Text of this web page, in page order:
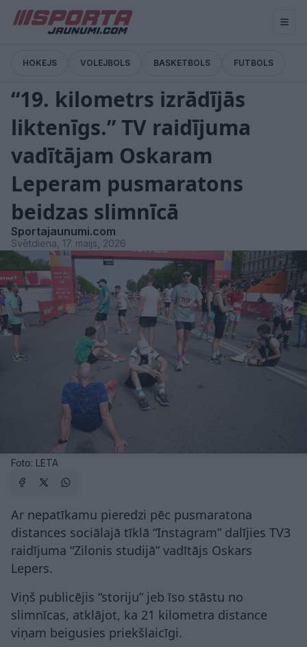
HOKEJS VOLEJBOLS BASKETBOLS FUTBOLS
“19. kilometrs izrādījās
liktenīgs.” TV raidījuma
vadītājam Oskaram
Leperam pusmaratons
beidzas slimnīcā
Sportajaunumi.com
Svētdiena, 17. maijs, 2026
Foto: LETA
Ar nepatīkamu pieredzi pēc pusmaratona
distances sociālajā tīklā “Instagram” dalījies TV3
raidījuma “Zilonis studijā” vadītājs Oskars
Lepers.
Viņš publicējis “storiju” jeb īso stāstu no
slimnīcas, atklājot, ka 21 kilometra distance
viņam beigusies priekšlaicīgi.